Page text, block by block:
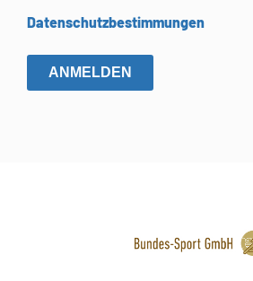
Datenschutzbestimmungen
ANMELDEN